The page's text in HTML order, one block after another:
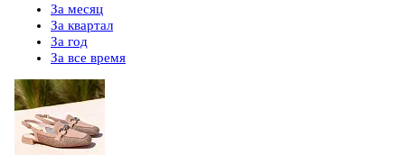
За месяц
За квартал
За год
За все время